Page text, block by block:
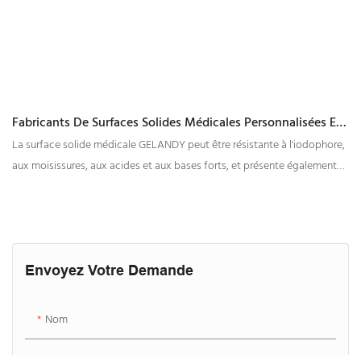
Envoyez Votre Demande
Nom
Fabricants De Surfaces Solides Médicales Personnalisées En
Provenance De Chine | GELANDY
La surface solide médicale GELANDY peut être résistante à l'iodophore,
aux moisissures, aux acides et aux bases forts, et présente également